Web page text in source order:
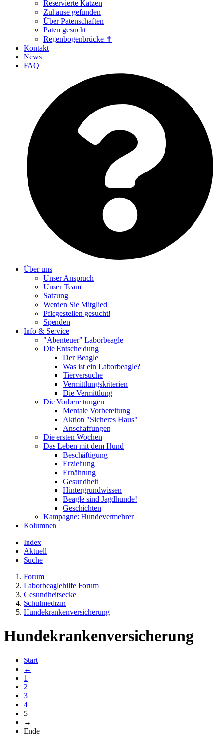
Reservierte Katzen
Zuhause gefunden
Über Patenschaften
Paten gesucht
Regenbogenbrücke ✝
Kontakt
News
FAQ
Über uns
Unser Anspruch
Unser Team
Satzung
Werden Sie Mitglied
Pflegestellen gesucht!
Spenden
Info & Service
"Abenteuer" Laborbeagle
Die Entscheidung
Der Beagle
Was ist ein Laborbeagle?
Tierversuche
Vermittlungskriterien
Die Vermittlung
Die Vorbereitungen
Mentale Vorbereitung
Aktion "Sicheres Haus"
Anschaffungen
Die ersten Wochen
Das Leben mit dem Hund
Beschäftigung
Erziehung
Ernährung
Gesundheit
Hintergrundwissen
Beagle sind Jagdhunde!
Geschichten
Kampagne: Hundevermehrer
Kolumnen
Index
Aktuell
Suche
Forum
Laborbeaglehilfe Forum
Gesundheitsecke
Schulmedizin
Hundekrankenversicherung
Hundekrankenversicherung
Start
←
1
2
3
4
5
→
Ende